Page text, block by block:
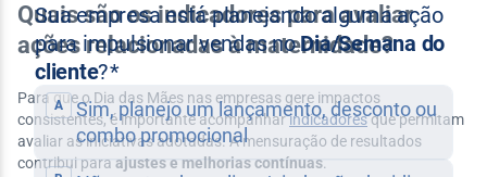
Quais são os indicadores para avaliar
ações relacionadas à maternidade?
Para que o Dia das Mães nas empresas gere impactos
consistentes, é importante acompanharindicadoresque permitam
avaliar as iniciativas adotadas. A mensuração de resultados
contribui para ajustes e melhorias contínuas